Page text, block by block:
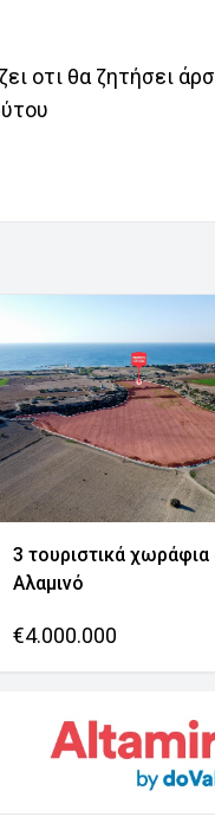
οτι θα ζητήσει
3 τουριστικά χωράφια
Αλαμινό
€4.000.000